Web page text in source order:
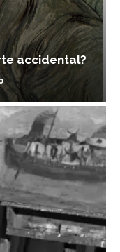
accidental?